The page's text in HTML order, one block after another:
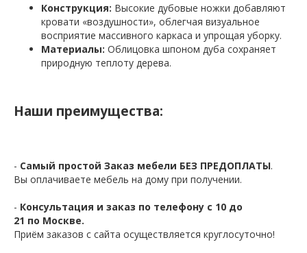
Конструкция: Высокие дубовые ножки добавляют
кровати «воздушности», облегчая визуальное
восприятие массивного каркаса и упрощая уборку.
Материалы: Облицовка шпоном дуба сохраняет
природную теплоту дерева.
Наши преимущества:
- Самый простой Заказ мебели БЕЗ ПРЕДОПЛАТЫ.
Вы оплачиваете мебель на дому при получении.
- Консультация и заказ по телефону с 10 до
21 по Москве.
Приём заказов с сайта осуществляется круглосуточно!